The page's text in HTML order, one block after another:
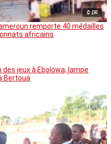
© DR
remporte 40 médailles
africains
des jeux à Ebolowa, lampe
Bertoua